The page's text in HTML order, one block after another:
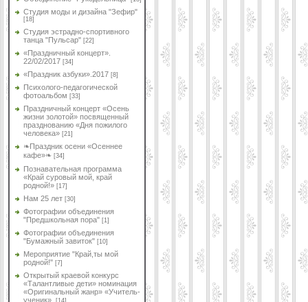
Студия моды и дизайна "Зефир"
[18]
Студия эстрадно-спортивного
танца "Пульсар" [22]
«Праздничный концерт».
22/02/2017 [34]
«Праздник азбуки».2017 [8]
Психолого-педагогической
фотоальбом [33]
Праздничный концерт «Осень
жизни золотой» посвященный
празднованию «Дня пожилого
человека» [21]
❧Праздник осени «Осеннее
кафе»❧ [34]
Познавательная программа
«Край суровый мой, край
родной!» [17]
Нам 25 лет [30]
Фотографии объединения
"Предшкольная пора" [1]
Фотографии объединения
"Бумажный завиток" [10]
Мероприятие "Край,ты мой
родной!" [7]
Открытый краевой конкурс
«Талантливые дети» номинация
«Оригинальный жанр» «Учитель-
ученик».
[14]